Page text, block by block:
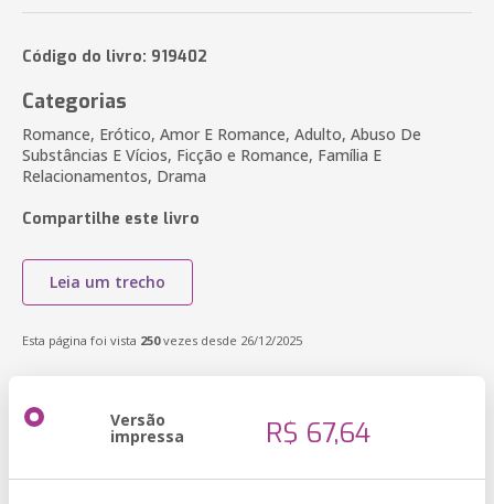
Código do livro: 919402
Categorias
Romance, Erótico, Amor E Romance, Adulto, Abuso De
Substâncias E Vícios, Ficção e Romance, Família E
Relacionamentos, Drama
Compartilhe este livro
Leia um trecho
Esta página foi vista 250vezes desde 26/12/2025
Versão
impressa R$ 67,64